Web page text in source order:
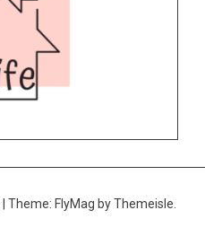
Theme: FlyMag by Themeisle.